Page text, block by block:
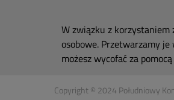
W związku z
osobowe. Przetwarzamy
możesz wycofać za
Copyright © 2024 Południowy